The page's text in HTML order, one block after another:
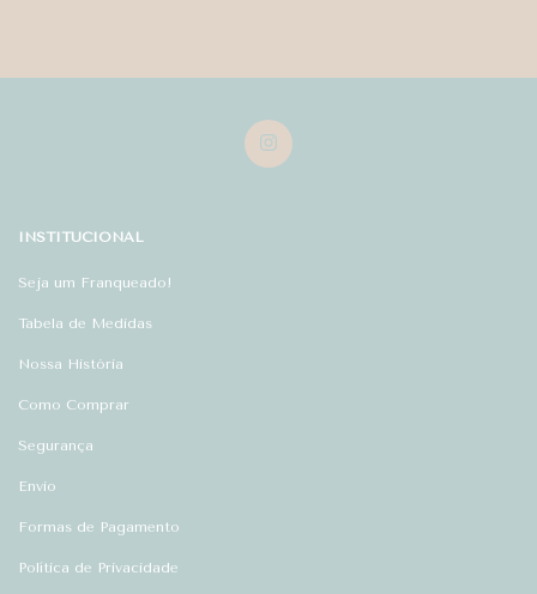
INSTITUCIONAL
Seja um Franqueado!
Tabela de Medidas
Nossa História
Como Comprar
Segurança
Envio
Formas de Pagamento
Política de Privacidade